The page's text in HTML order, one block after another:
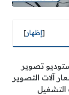
[إظهار]
تصوير
آلات التصوير
التشغيل